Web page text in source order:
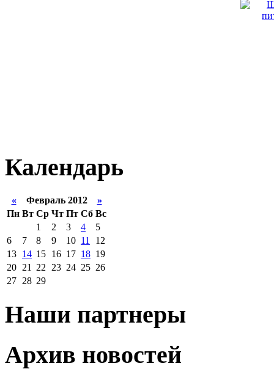
Календарь
«Февраль 2012 »
Пн Вт Ср Чт Пт Сб Вс
1
2 3 4
5
6
7 8 9 10 11
12
13 14 15 16 17 18 19
20 21 22 23 24 25 26
27 28 29
Наши партнеры
Архив новостей